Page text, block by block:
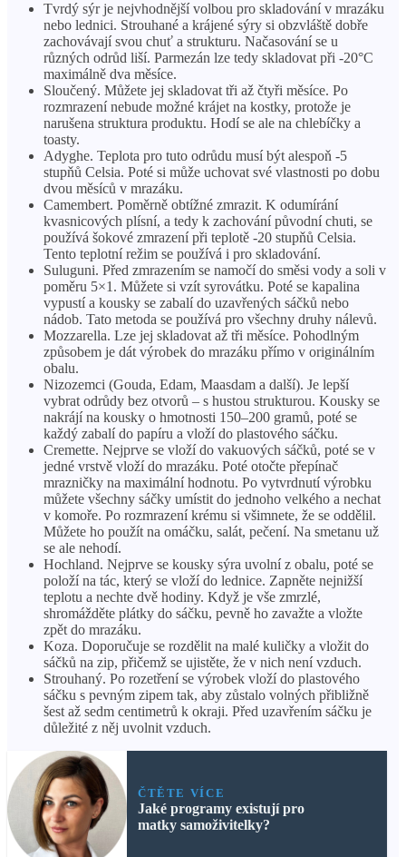
Tvrdý sýr je nejvhodnější volbou pro skladování v mrazáku
nebo lednici. Strouhané a krájené sýry si obzvláště dobře
zachovávají svou chuť a strukturu. Načasování se u
různých odrůd liší. Parmezán lze tedy skladovat při -20°C
maximálně dva měsíce.
Sloučený. Můžete jej skladovat tři až čtyři měsíce. Po
rozmrazení nebude možné krájet na kostky, protože je
narušena struktura produktu. Hodí se ale na chlebíčky a
toasty.
Adyghe. Teplota pro tuto odrůdu musí být alespoň -5
stupňů Celsia. Poté si může uchovat své vlastnosti po dobu
dvou měsíců v mrazáku.
Camembert. Poměrně obtížné zmrazit. K odumírání
kvasnicových plísní, a tedy k zachování původní chuti, se
používá šokové zmrazení při teplotě -20 stupňů Celsia.
Tento teplotní režim se používá i pro skladování.
Suluguni. Před zmrazením se namočí do směsi vody a soli v
poměru 5×1. Můžete si vzít syrovátku. Poté se kapalina
vypustí a kousky se zabalí do uzavřených sáčků nebo
nádob. Tato metoda se používá pro všechny druhy nálevů.
Mozzarella. Lze jej skladovat až tři měsíce. Pohodlným
způsobem je dát výrobek do mrazáku přímo v originálním
obalu.
Nizozemci (Gouda, Edam, Maasdam a další). Je lepší
vybrat odrůdy bez otvorů – s hustou strukturou. Kousky se
nakrájí na kousky o hmotnosti 150–200 gramů, poté se
každý zabalí do papíru a vloží do plastového sáčku.
Cremette. Nejprve se vloží do vakuových sáčků, poté se v
jedné vrstvě vloží do mrazáku. Poté otočte přepínač
mrazničky na maximální hodnotu. Po vytvrdnutí výrobku
můžete všechny sáčky umístit do jednoho velkého a nechat
v komoře. Po rozmrazení krému si všimnete, že se oddělil.
Můžete ho použít na omáčku, salát, pečení. Na smetanu už
se ale nehodí.
Hochland. Nejprve se kousky sýra uvolní z obalu, poté se
položí na tác, který se vloží do lednice. Zapněte nejnižší
teplotu a nechte dvě hodiny. Když je vše zmrzlé,
shromážděte plátky do sáčku, pevně ho zavažte a vložte
zpět do mrazáku.
Koza. Doporučuje se rozdělit na malé kuličky a vložit do
sáčků na zip, přičemž se ujistěte, že v nich není vzduch.
Strouhaný. Po rozetření se výrobek vloží do plastového
sáčku s pevným zipem tak, aby zůstalo volných přibližně
šest až sedm centimetrů k okraji. Před uzavřením sáčku je
důležité z něj uvolnit vzduch.
ČTĚTE VÍCE
Jaké programy existují pro
matky samoživitelky?